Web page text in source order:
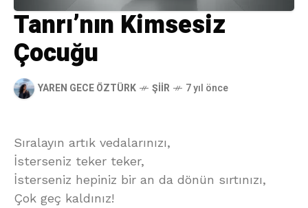
Tanrı’nın Kimsesiz
Çocuğu
YAREN GECE ÖZTÜRK ŞIIR 7 yıl önce
Sıralayın artık vedalarınızı,
İsterseniz teker teker,
İsterseniz hepiniz bir an da dönün sırtınızı,
Çok geç kaldınız!